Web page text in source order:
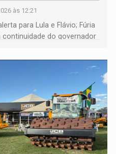
às 12:21
para Lula e Flávio; Fúria
do governador
ABAV faz evento em